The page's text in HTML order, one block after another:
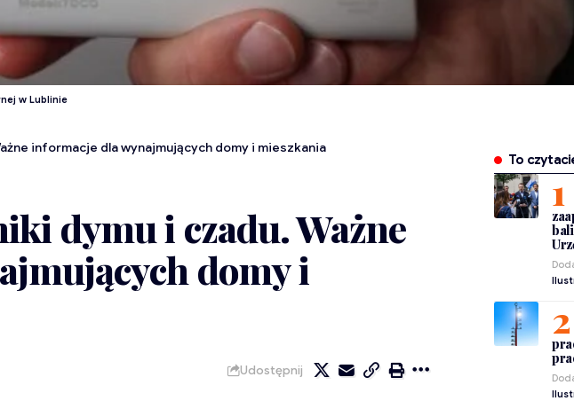
w Lublinie
informacje dla wynajmujących domy i mieszkania
dymu i czadu. Ważne
domy i
Udostępnij
To